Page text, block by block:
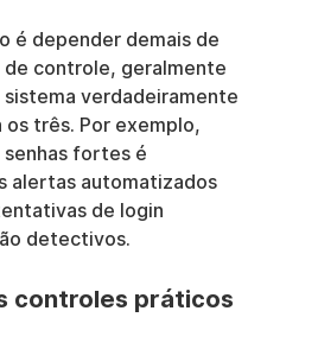
é depender demais de
de controle, geralmente
verdadeiramente
três. Por exemplo,
fortes é
alertas automatizados
de login
detectivos.
controles práticos